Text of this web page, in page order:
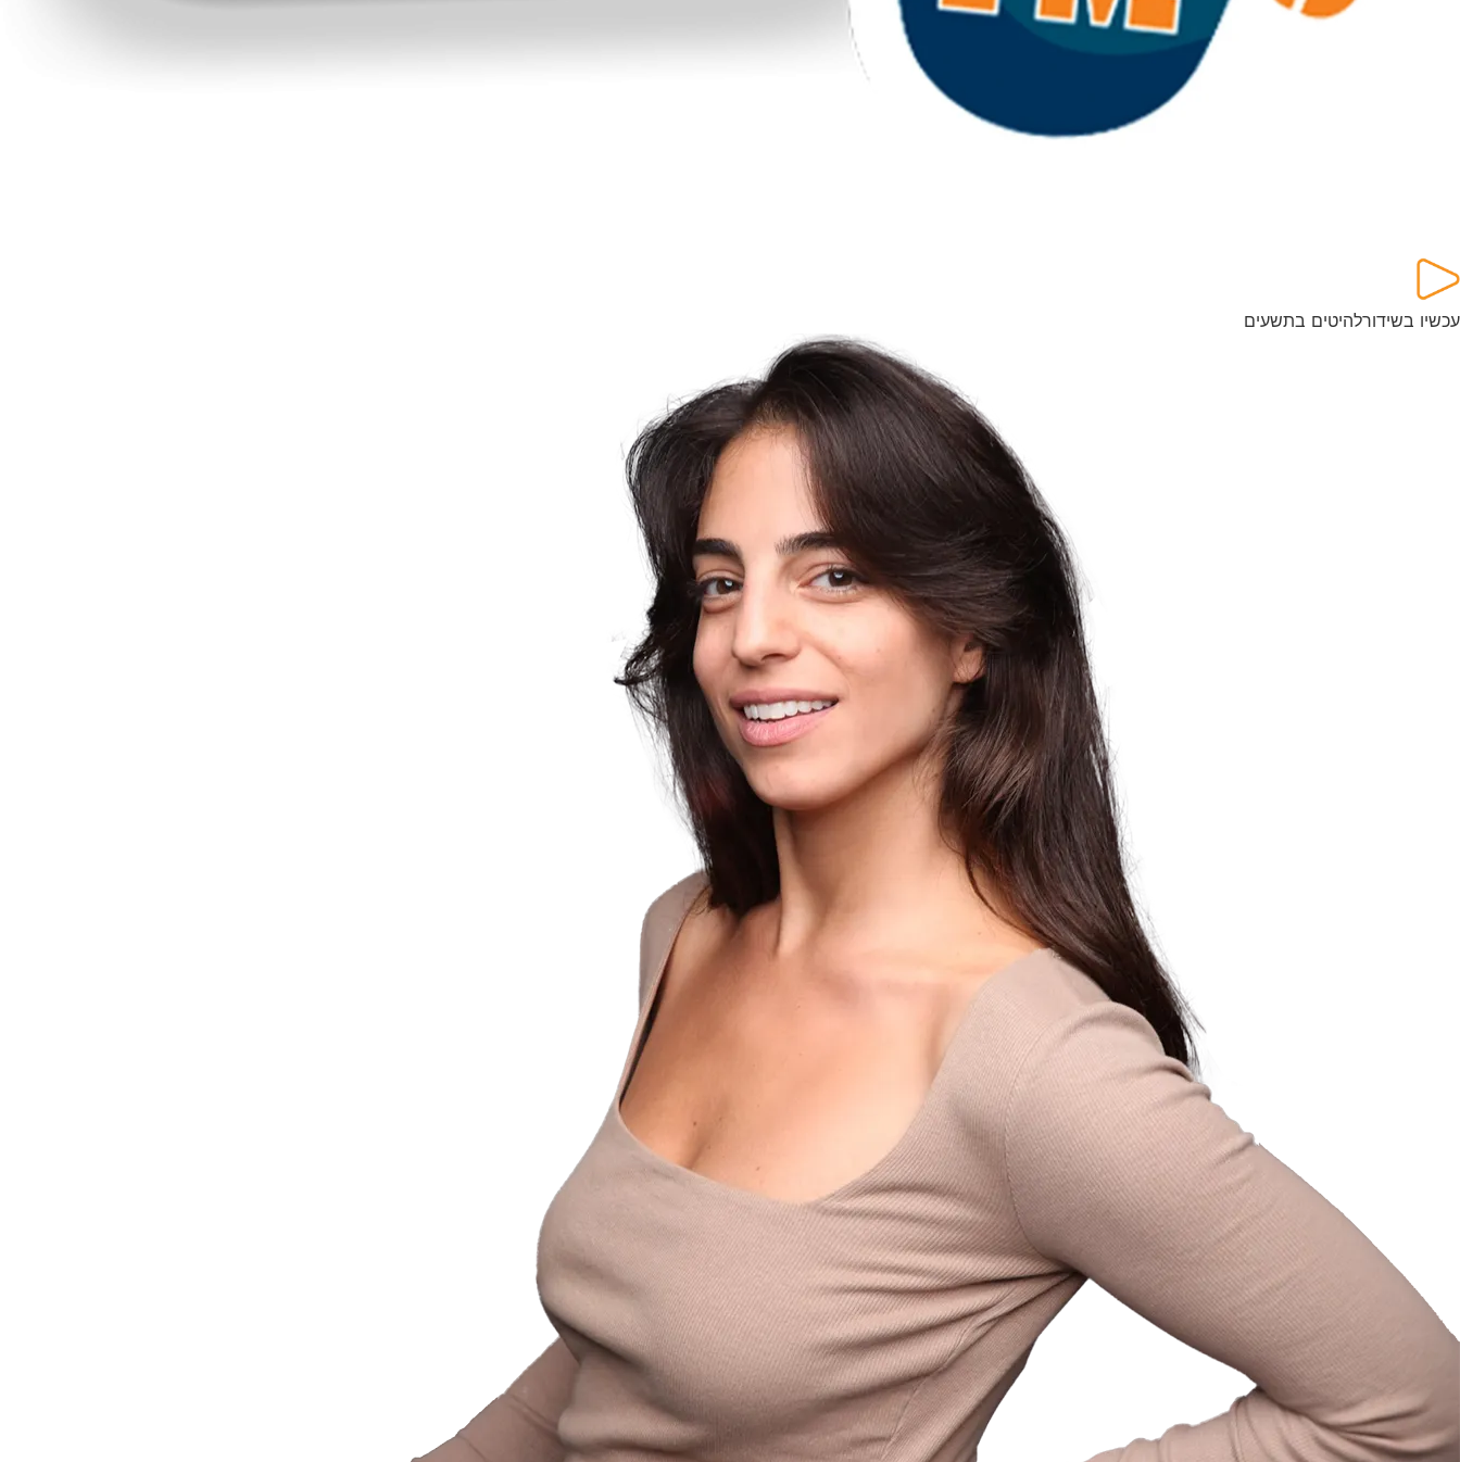
עכשיו בשידורלהיטים בתשעים